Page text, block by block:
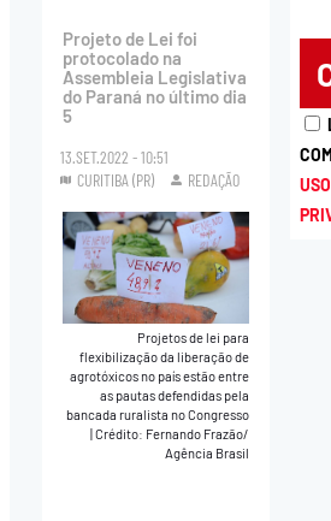
Projeto de Lei foi
protocolado na
Assembleia Legislativa
do Paraná no último dia
5
13.SET.2022 - 10:51
CURITIBA (PR)
REDAÇÃO
Projetos de lei para
flexibilização da liberação de
agrotóxicos no país estão entre
as pautas defendidas pela
bancada ruralista no Congresso
|Crédito: Fernando Frazão/
Agência Brasil